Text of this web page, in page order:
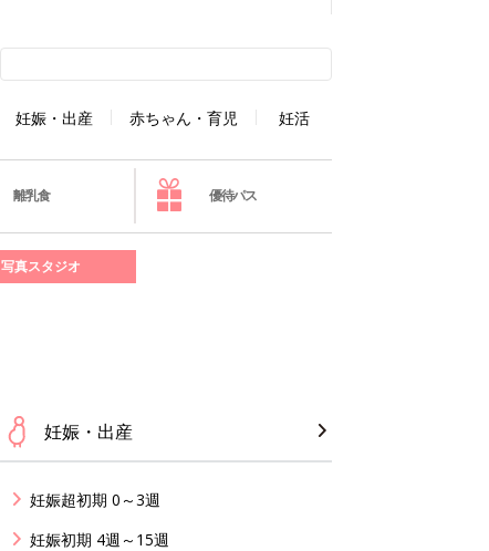
妊娠・出産 赤ちゃん・育児 妊活
離乳食 優待パス
写真スタジオ
妊娠・出産
妊娠超初期 0～3週
妊娠初期 4週～15週